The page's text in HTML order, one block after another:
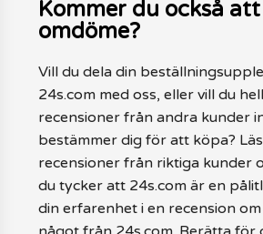
Kommer du också
omdöme?
Vill du dela din
24s.com med oss, eller vill du
recensioner från andra kunder
bestämmer dig för att köpa?
recensioner från riktiga kunder
du tycker att 24s.com är en
din erfarenhet i en recension